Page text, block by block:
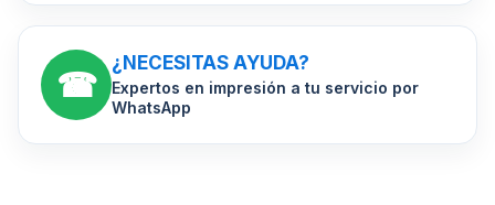
☎
¿NECESITAS AYUDA?
Expertos en impresión a tu servicio por
WhatsApp